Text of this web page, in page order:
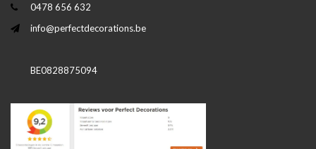
0478 656 632
info@perfectdecorations.be
BE0828875094